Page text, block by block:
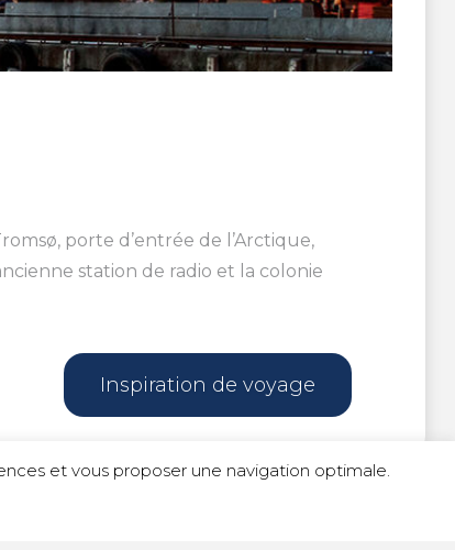
porte d’entrée de l’Arctique,
station de radio et la colonie
Inspiration de voyage
et vous proposer une navigation optimale.